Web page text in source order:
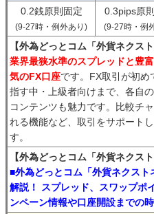
0.2銭原則固定
(9-27時・例外あり)
0.3pips原
(9-27時・例
【外為どっとコム「外貨ネクス
業界最狭水準のスプレッドと豊
気のFX口座です。FX取引が初め
指す中・上級者向けまで、各自
コンテンツも魅力です。比較チ
れる機能など、取引をサポート
す。
【外為どっとコム「外貨ネクス
■外為どっとコム「外貨ネクス
解説！ スプレッド、スワップポ
ンペーン情報や口座開設までの